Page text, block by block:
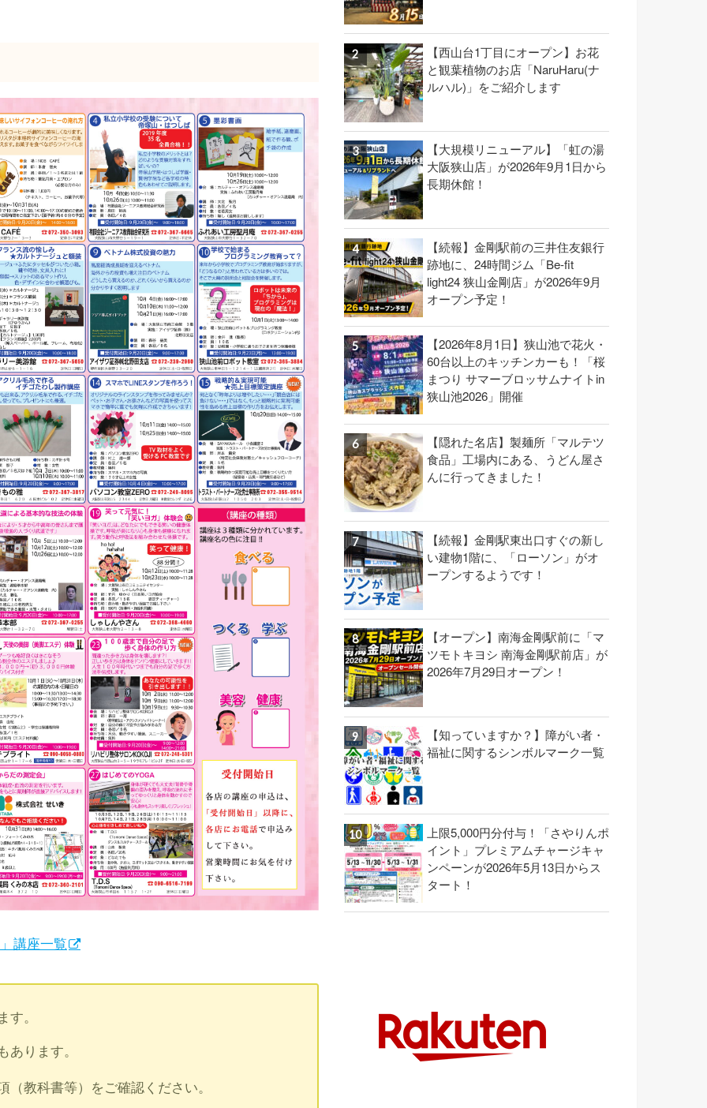
講座一覧
。
ります。
教科書等）をご確認ください。
【西山台1丁目にオープン】お花
と観葉植物のお店「NaruHaru(ナ
ルハル)」をご紹介します
【大規模リニューアル】「虹の湯
大阪狭山店」が2026年9月1日から
長期休館！
【続報】金剛駅前の三井住友銀行
跡地に、24時間ジム「Be-fit
light24 狭山金剛店」が2026年9月
オープン予定！
【2026年8月1日】狭山池で花火・
60台以上のキッチンカーも！「桜
まつり サマーブロッサムナイトin
狭山池2026」開催
【隠れた名店】製麺所「マルテツ
食品」工場内にある、うどん屋さ
んに行ってきました！
【続報】金剛駅東出口すぐの新し
い建物1階に、「ローソン」がオ
ープンするようです！
【オープン】南海金剛駅前に「マ
ツモトキヨシ 南海金剛駅前店」が
2026年7月29日オープン！
【知っていますか？】障がい者・
福祉に関するシンボルマーク一覧
上限5,000円分付与！「さやりんポ
イント」プレミアムチャージキャ
ンペーンが2026年5月13日からス
タート！